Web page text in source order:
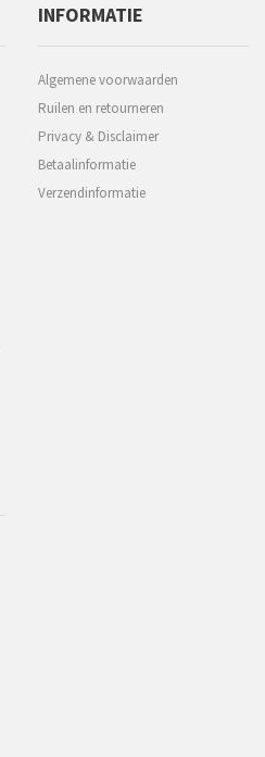
INFORMATIE
Algemene voorwaarden
Ruilen en retourneren
Privacy & Disclaimer
Betaalinformatie
Verzendinformatie